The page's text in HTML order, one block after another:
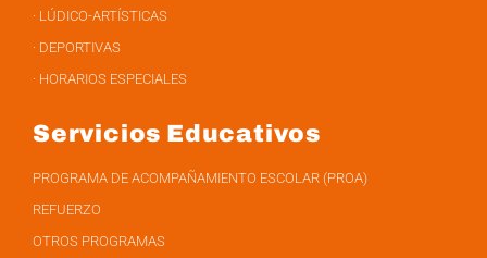
· LÚDICO-ARTÍSTICAS
· DEPORTIVAS
· HORARIOS ESPECIALES
Servicios Educativos
PROGRAMA DE ACOMPAÑAMIENTO ESCOLAR (PROA)
REFUERZO
OTROS PROGRAMAS